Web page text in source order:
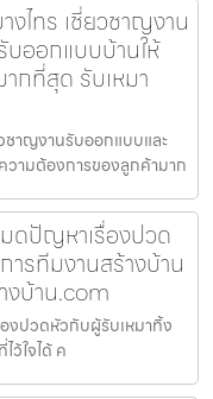
ไทร เชี่ยวชาญงาน
ออกแบบบ้านให้
กที่สุด รับเหมา
ชาญงานรับออกแบบและ
ามต้องการของลูกค้ามาก
ดปัญหาเรื่องปวด
ารทีมงานสร้างบ้าน
งบ้าน.com
งปวดหัวกับผู้รับเหมาทิ้ง
ว้ใจได้ ค